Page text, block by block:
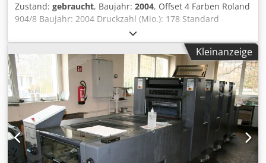
Zustand: gebraucht, Baujahr: 2004, Offset 4 Farben Roland
904/8 Baujahr: 2004 Druckzahl (Mio.): 178 Standard
Ausstattung Maschine Steuerung - RCI - ColorPilot Anleger
- Saugbänder im Anleger - Stahlplatte in Anleger
Druckwerke - Anzahl Druckwerken: 4 - Maschine ohne
Wendung - PPL halbautomatischer Plattenwechsel - Roland
Deltamatic Feuchtwerk - Automatische
Farbwalzenwascheinrichtung - Automatische
Gummituchwascheinrichtung - Feuchtwerk: Technotrans
Ausleger - AirGlide - Pudergerät - Schneider
Puderabsaugung Zubehör Dcedpfx Amjvxqtmjajk -
Druckluft Kompressor, exklusiv Max. Druckleistsung
(Bg./h): 10.000 Max. Bogenformat (mm): 1300 x 1850 mm
Kleinanzeige